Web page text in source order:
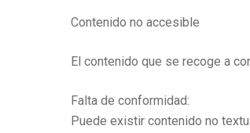
Contenido no accesible
El contenido que se recoge a
Falta de conformidad:
Puede existir contenido no